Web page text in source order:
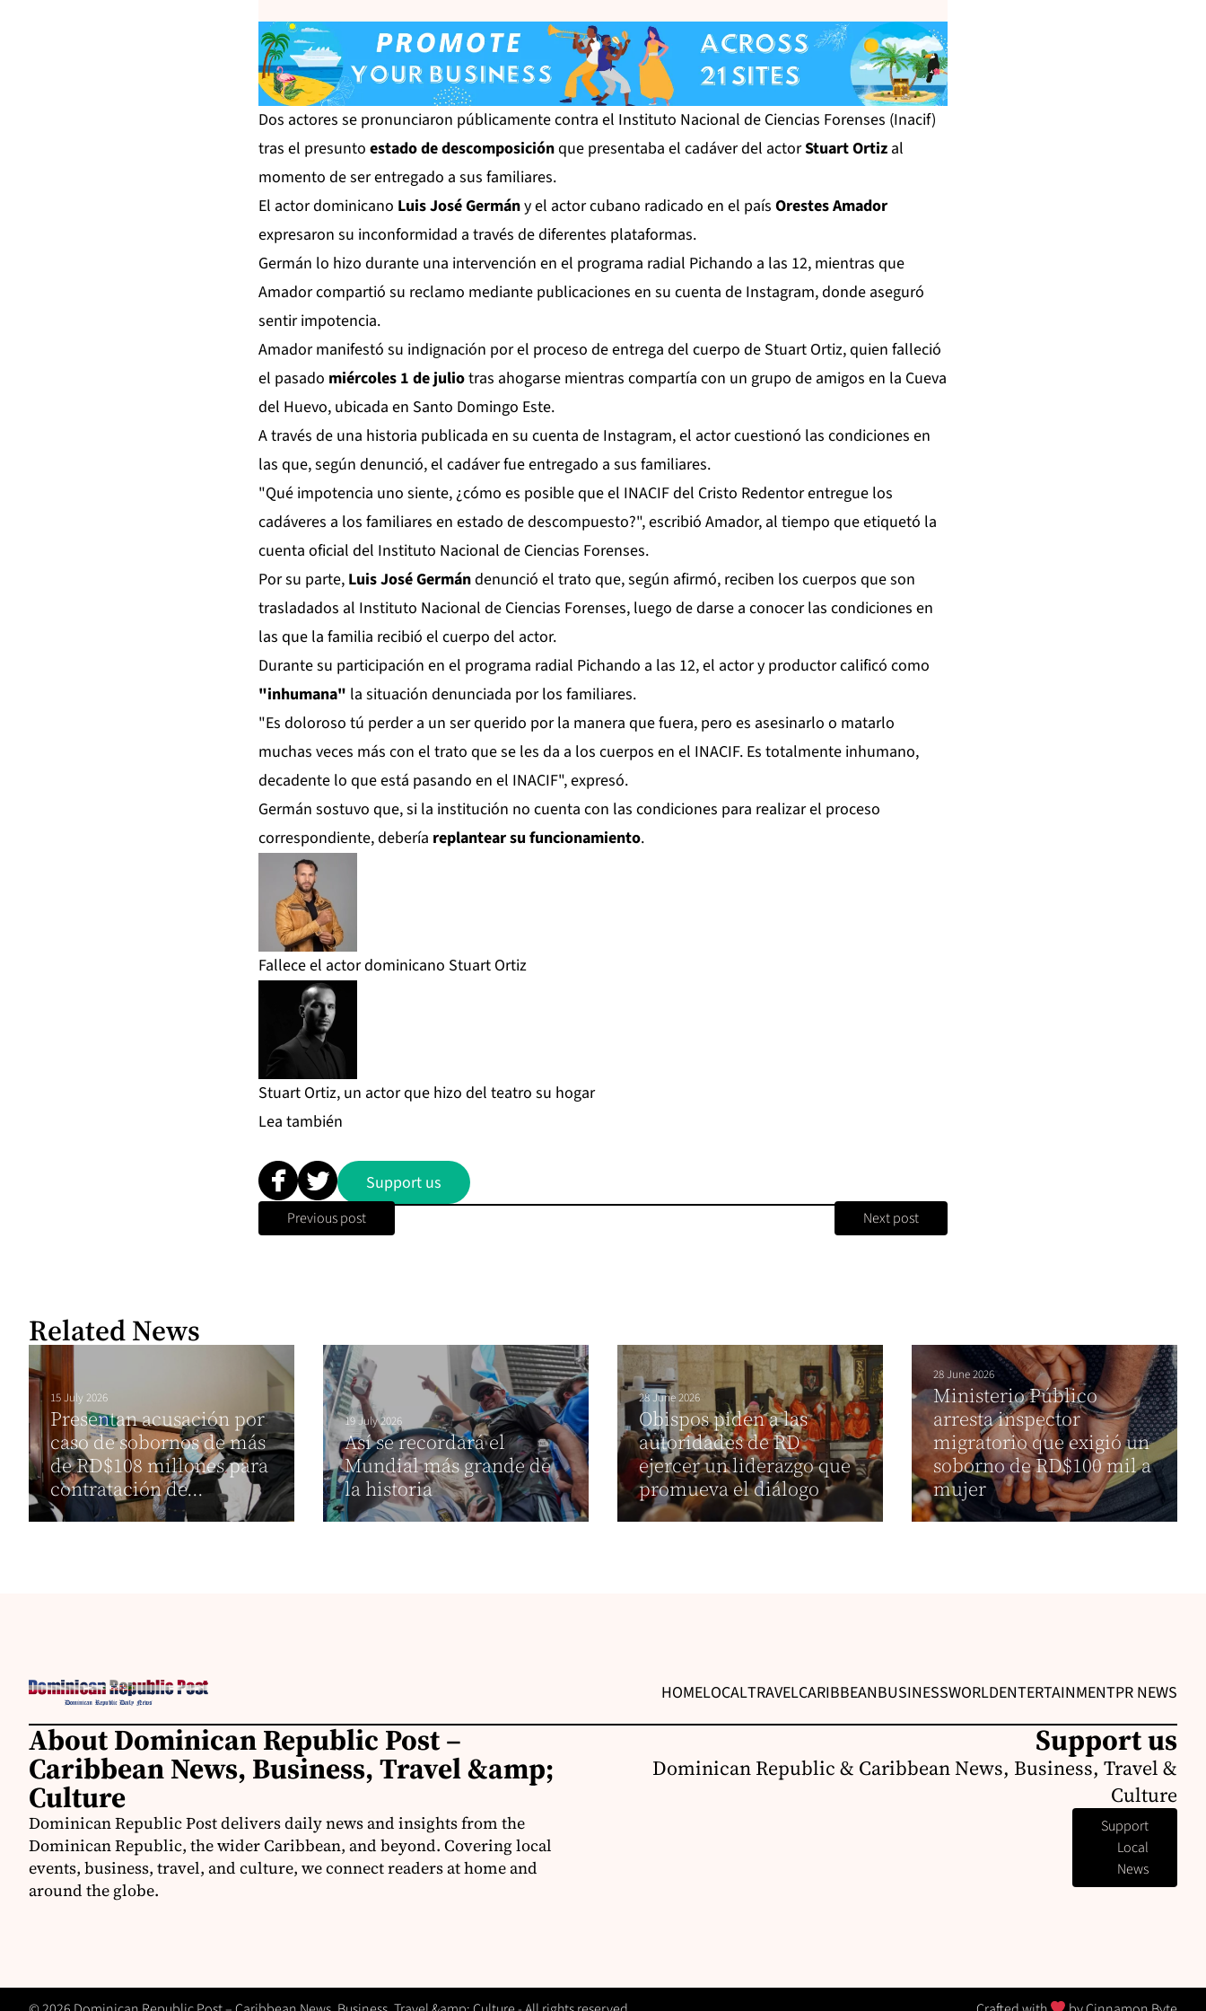
Dos actores se pronunciaron públicamente contra el Instituto Nacional de Ciencias Forenses (Inacif)
tras el presunto estado de descomposiciónque presentaba el cadáver del actorStuart Ortiz al
momento de ser entregado a sus familiares.
El actor dominicano Luis José Germány el actor cubano radicado en el país Orestes Amador
expresaron su inconformidad a través de diferentes plataformas.
Germán lo hizo durante una intervención en el programa radial Pichando a las 12, mientras que
Amador compartió su reclamo mediante publicaciones en su cuenta de Instagram, donde aseguró
sentir impotencia.
Amador manifestó su indignación por el proceso de entrega del cuerpo de Stuart Ortiz, quien falleció
el pasado miércoles 1 de juliotras ahogarse mientras compartía con un grupo de amigos en la Cueva
del Huevo, ubicada en Santo Domingo Este.
A través de una historia publicada en su cuenta de Instagram, el actor cuestionó las condiciones en
las que, según denunció, el cadáver fue entregado a sus familiares.
"Qué impotencia uno siente, ¿cómo es posible que el INACIF del Cristo Redentor entregue los
cadáveres a los familiares en estado de descompuesto?", escribió Amador, al tiempo que etiquetó la
cuenta oficial del Instituto Nacional de Ciencias Forenses.
Por su parte, Luis José Germándenunció el trato que, según afirmó, reciben los cuerpos que son
trasladados al Instituto Nacional de Ciencias Forenses, luego de darse a conocer las condiciones en
las que la familia recibió el cuerpo del actor.
Durante su participación en el programa radial Pichando a las 12, el actor y productor calificó como
"inhumana" la situación denunciada por los familiares.
"Es doloroso tú perder a un ser querido por la manera que fuera, pero es asesinarlo o matarlo
muchas veces más con el trato que se les da a los cuerpos en el INACIF. Es totalmente inhumano,
decadente lo que está pasando en el INACIF", expresó.
Germán sostuvo que, si la institución no cuenta con las condiciones para realizar el proceso
correspondiente, debería replantear su funcionamiento.
Fallece el actor dominicano Stuart Ortiz
Stuart Ortiz, un actor que hizo del teatro su hogar
Lea también
Support us
Previous post Next post
Related News
15 July 2026
Presentan acusación por
caso de sobornos de más
de RD$108 millones para
contratación de...
19 July 2026
Así se recordará el
Mundial más grande de
la historia
28 June 2026
Obispos piden a las
autoridades de RD
ejercer un liderazgo que
promueva el diálogo
28 June 2026
Ministerio Público
arresta inspector
migratorio que exigió un
soborno de RD$100 mil a
mujer
HOMELOCALTRAVELCARIBBEANBUSINESSWORLDENTERTAINMENTPR NEWS
About Dominican Republic Post –
Caribbean News, Business, Travel &amp;
Culture
Dominican Republic Post delivers daily news and insights from the
Dominican Republic, the wider Caribbean, and beyond. Covering local
events, business, travel, and culture, we connect readers at home and
around the globe.
Support us
Dominican Republic & Caribbean News, Business, Travel &
Culture
Support
Local
News